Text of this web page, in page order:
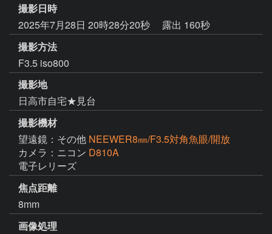
撮影日時
2025年7月28日 20時28分20秒
露出 160秒
撮影方法
F3.5 iso800
撮影地
日高市自宅★見台
撮影機材
望遠鏡：その他 NEEWER8㎜/F3.5対角魚眼/開放
カメラ：ニコン D810A
電子レリーズ
焦点距離
8mm
画像処理